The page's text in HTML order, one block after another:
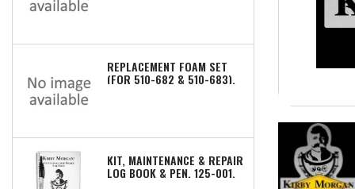
REPLACEMENT FOAM SET
(FOR 510-682 & 510-683),
KIT, MAINTENANCE & REPAIR
LOG BOOK & PEN, 125-001,